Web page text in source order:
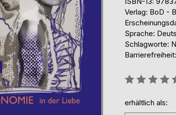
Verlag: BoD -
Sprache:
Schlagworte:
Bewertung::
erhältlich als: